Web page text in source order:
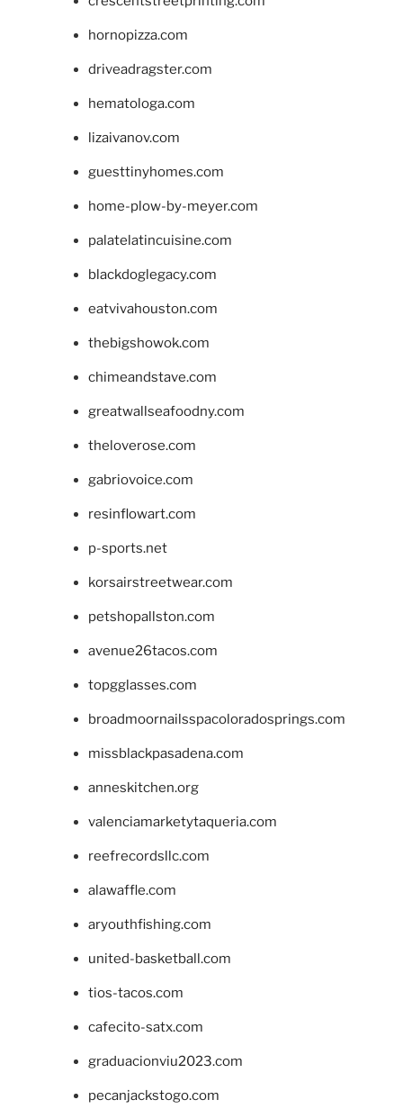
hornopizza.com
driveadragster.com
hematologa.com
lizaivanov.com
guesttinyhomes.com
home-plow-by-meyer.com
palatelatincuisine.com
blackdoglegacy.com
eatvivahouston.com
thebigshowok.com
chimeandstave.com
greatwallseafoodny.com
theloverose.com
gabriovoice.com
resinflowart.com
p-sports.net
korsairstreetwear.com
petshopallston.com
avenue26tacos.com
topgglasses.com
broadmoornailsspacoloradosprings.com
missblackpasadena.com
anneskitchen.org
valenciamarketytaqueria.com
reefrecordsllc.com
alawaffle.com
aryouthfishing.com
united-basketball.com
tios-tacos.com
cafecito-satx.com
graduacionviu2023.com
pecanjackstogo.com